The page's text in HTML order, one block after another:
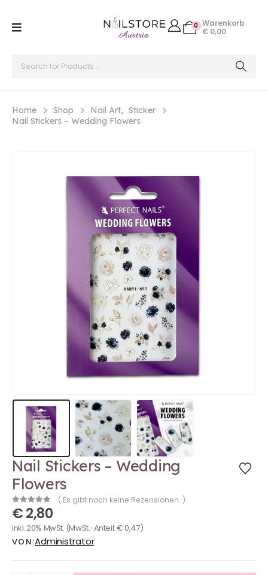
0 Warenkorb
€ 0,00
Home Shop Nail Art, Sticker
Nail Stickers – Wedding Flowers
Nail Stickers – Wedding
Flowers
0out of 5
( Es gibt noch keine Rezensionen. )
€2,80
inkl. 20% MwSt. (MwSt.-Anteil:€ 0,47)
VON:Administrator